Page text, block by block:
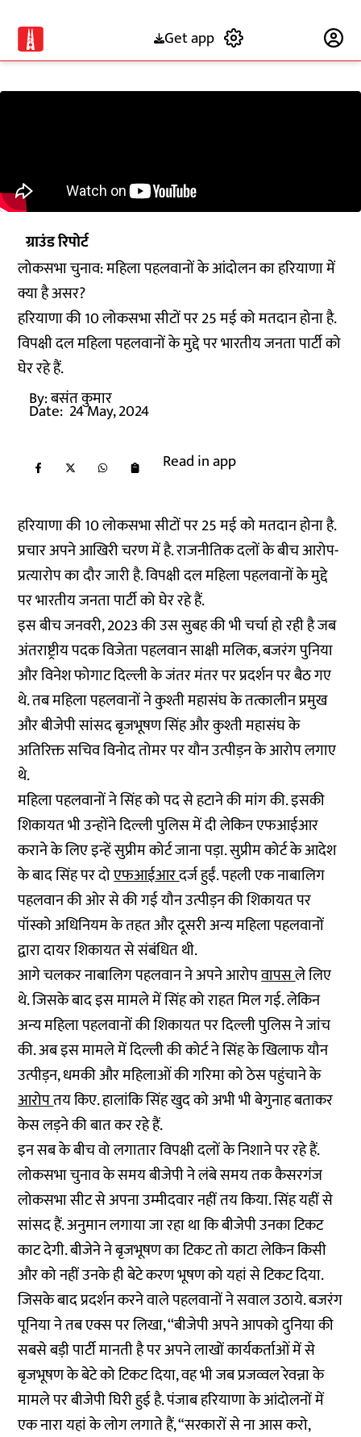
Get app
ग्राउंड रिपोर्ट
लोकसभा चुनाव: महिला पहलवानों के आंदोलन का हरियाणा में
क्या है असर?
हरियाणा की 10 लोकसभा सीटों पर 25 मई को मतदान होना है.
विपक्षी दल महिला पहलवानों के मुद्दे पर भारतीय जनता पार्टी को
घेर रहे हैं.
By:बसंत कुमार
Date: 24 May, 2024
Read in app
हरियाणा की 10 लोकसभा सीटों पर 25 मई को मतदान होना है.
प्रचार अपने आखिरी चरण में है. राजनीतिक दलों के बीच आरोप-
प्रत्यारोप का दौर जारी है. विपक्षी दल महिला पहलवानों के मुद्दे
पर भारतीय जनता पार्टी को घेर रहे हैं.
इस बीच जनवरी, 2023 की उस सुबह की भी चर्चा हो रही है जब
अंतराष्ट्रीय पदक विजेता पहलवान साक्षी मलिक, बजरंग पुनिया
और विनेश फोगाट दिल्ली के जंतर मंतर पर प्रदर्शन पर बैठ गए
थे. तब महिला पहलवानों ने कुश्ती महासंघ के तत्कालीन प्रमुख
और बीजेपी सांसद बृजभूषण सिंह और कुश्ती महासंघ के
अतिरिक्त सचिव विनोद तोमर पर यौन उत्पीड़न के आरोप लगाए
थे.
महिला पहलवानों ने सिंह को पद से हटाने की मांग की. इसकी
शिकायत भी उन्होंने दिल्ली पुलिस में दी लेकिन एफआईआर
कराने के लिए इन्हें सुप्रीम कोर्ट जाना पड़ा. सुप्रीम कोर्ट के आदेश
के बाद सिंह पर दोएफआईआरदर्ज हुईं. पहली एक नाबालिग
पहलवान की ओर से की गई यौन उत्पीड़न की शिकायत पर
पॉस्को अधिनियम के तहत और दूसरी अन्य महिला पहलवानों
द्वारा दायर शिकायत से संबंधित थी.
आगे चलकर नाबालिग पहलवान ने अपने आरोपवापसले लिए
थे. जिसके बाद इस मामले में सिंह को राहत मिल गई. लेकिन
अन्य महिला पहलवानों की शिकायत पर दिल्ली पुलिस ने जांच
की. अब इस मामले में दिल्ली की कोर्ट ने सिंह के खिलाफ यौन
उत्पीड़न, धमकी और महिलाओं की गरिमा को ठेस पहुंचाने के
आरोपतय किए. हालांकि सिंह खुद को अभी भी बेगुनाह बताकर
केस लड़ने की बात कर रहे हैं.
इन सब के बीच वो लगातार विपक्षी दलों के निशाने पर रहे हैं.
लोकसभा चुनाव के समय बीजेपी ने लंबे समय तक कैसरगंज
लोकसभा सीट से अपना उम्मीदवार नहीं तय किया. सिंह यहीं से
सांसद हैं. अनुमान लगाया जा रहा था कि बीजेपी उनका टिकट
काट देगी. बीजेने ने बृजभूषण का टिकट तो काटा लेकिन किसी
और को नहीं उनके ही बेटे करण भूषण को यहां से टिकट दिया.
जिसके बाद प्रदर्शन करने वाले पहलवानों ने सवाल उठाये. बजरंग
पूनिया ने तब एक्स पर लिखा, ‘‘बीजेपी अपने आपको दुनिया की
सबसे बड़ी पार्टी मानती है पर अपने लाखों कार्यकर्ताओं में से
बृजभूषण के बेटे को टिकट दिया, वह भी जब प्रजव्वल रेवन्ना के
मामले पर बीजेपी घिरी हुई है. पंजाब हरियाणा के आंदोलनों में
एक नारा यहां के लोग लगाते हैं, “सरकारों से ना आस करो,